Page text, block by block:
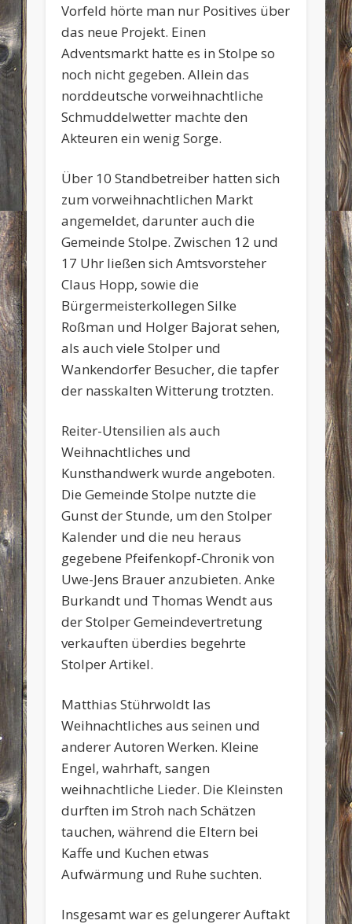
Vorfeld hörte man nur Positives über
das neue Projekt. Einen
Adventsmarkt hatte es in Stolpe so
noch nicht gegeben. Allein das
norddeutsche vorweihnachtliche
Schmuddelwetter machte den
Akteuren ein wenig Sorge.
Über 10 Standbetreiber hatten sich
zum vorweihnachtlichen Markt
angemeldet, darunter auch die
Gemeinde Stolpe. Zwischen 12 und
17 Uhr ließen sich Amtsvorsteher
Claus Hopp, sowie die
Bürgermeisterkollegen Silke
Roßman und Holger Bajorat sehen,
als auch viele Stolper und
Wankendorfer Besucher, die tapfer
der nasskalten Witterung trotzten.
Reiter-Utensilien als auch
Weihnachtliches und
Kunsthandwerk wurde angeboten.
Die Gemeinde Stolpe nutzte die
Gunst der Stunde, um den Stolper
Kalender und die neu heraus
gegebene Pfeifenkopf-Chronik von
Uwe-Jens Brauer anzubieten. Anke
Burkandt und Thomas Wendt aus
der Stolper Gemeindevertretung
verkauften überdies begehrte
Stolper Artikel.
Matthias Stührwoldt las
Weihnachtliches aus seinen und
anderer Autoren Werken. Kleine
Engel, wahrhaft, sangen
weihnachtliche Lieder. Die Kleinsten
durften im Stroh nach Schätzen
tauchen, während die Eltern bei
Kaffe und Kuchen etwas
Aufwärmung und Ruhe suchten.
Insgesamt war es gelungerer Auftakt